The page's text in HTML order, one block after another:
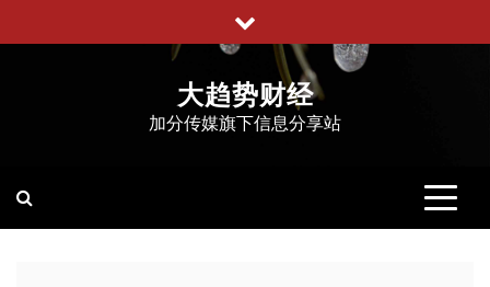
至
大趋势财经
加分传媒旗下信息分享站